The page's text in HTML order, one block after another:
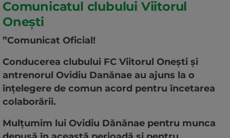
Comunicatul clubului Viitorul
Onești
”Comunicat Oficial!
Conducerea clubului FC Viitorul Onești și
antrenorul Ovidiu Danănae au ajuns la o
înțelegere de comun acord pentru încetarea
colaborării.
Mulțumim lui Ovidiu Dănănae pentru munca